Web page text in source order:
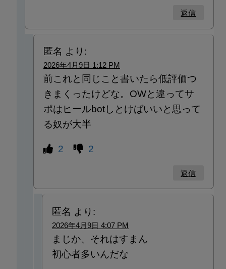
返信
匿名 より:
2026年4月9日 1:12 PM
前これと同じこと書いたら低評価つ
きまくったけどな。OWと違ってサ
ポはヒールbotしとけばいいと思って
る奴が大半
2 2
返信
匿名 より:
2026年4月9日 4:07 PM
まじか、それはすまん
初心者多いんだな